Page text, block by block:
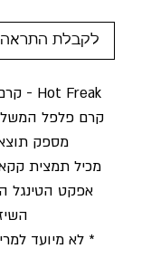
לקבלת התראה
Hot Freak - קרם למכונת שיזוף
קרם פלפל המשלב 150
מספק
מכיל תמצית
אפקט הטינגל
* לא מיועד